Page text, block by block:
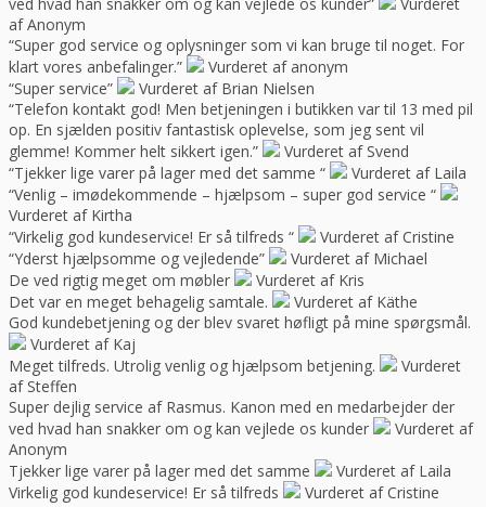
ved hvad han snakker om og kan vejlede os kunder”
Vurderet
af Anonym
“Super god service og oplysninger som vi kan bruge til noget. For
klart vores anbefalinger.”
Vurderet af anonym
“Super service”
Vurderet af Brian Nielsen
“Telefon kontakt god! Men betjeningen i butikken var til 13 med pil
op. En sjælden positiv fantastisk oplevelse, som jeg sent vil
glemme! Kommer helt sikkert igen.”
Vurderet af Svend
“Tjekker lige varer på lager med det samme “
Vurderet af Laila
“Venlig – imødekommende – hjælpsom – super god service “
Vurderet af Kirtha
“Virkelig god kundeservice! Er så tilfreds “
Vurderet af Cristine
“Yderst hjælpsomme og vejledende”
Vurderet af Michael
De ved rigtig meget om møbler
Vurderet af Kris
Det var en meget behagelig samtale.
Vurderet af Käthe
God kundebetjening og der blev svaret høfligt på mine spørgsmål.
Vurderet af Kaj
Meget tilfreds. Utrolig venlig og hjælpsom betjening.
Vurderet
af Steffen
Super dejlig service af Rasmus. Kanon med en medarbejder der
ved hvad han snakker om og kan vejlede os kunder
Vurderet af
Anonym
Tjekker lige varer på lager med det samme
Vurderet af Laila
Virkelig god kundeservice! Er så tilfreds
Vurderet af Cristine